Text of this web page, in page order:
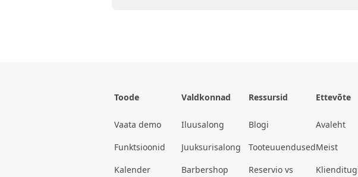
Toode
Vaata demo
Funktsioonid
Kalender
Valdkonnad
Iluusalong
Juuksurisalong
Barbershop
Ressursid
Blogi
Tooteuuendused
Reservio vs
Ettevõte
Avaleht
Meist